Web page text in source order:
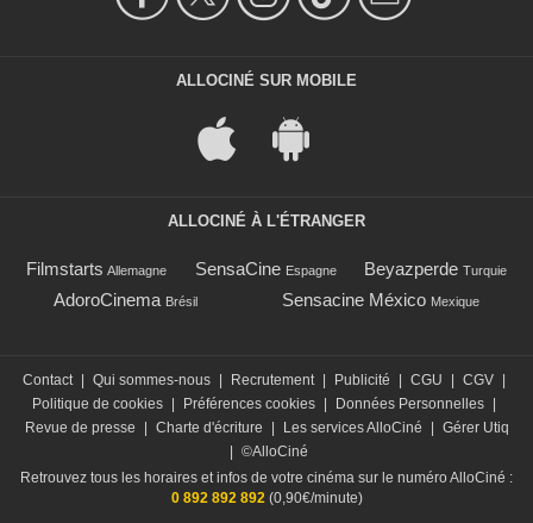
ALLOCINÉ SUR MOBILE
ALLOCINÉ À L'ÉTRANGER
Filmstarts Allemagne SensaCine Espagne Beyazperde Turquie
AdoroCinema Brésil Sensacine México Mexique
Contact Qui sommes-nous Recrutement Publicité CGU CGV
Politique de cookies
Préférences cookies Données Personnelles
Revue de presse
Charte d'écriture Les services AlloCiné
Gérer Utiq
©AlloCiné
Retrouvez tous les horaires et infos de votre cinéma sur le numéro AlloCiné :
0 892 892 892(0,90€/minute)